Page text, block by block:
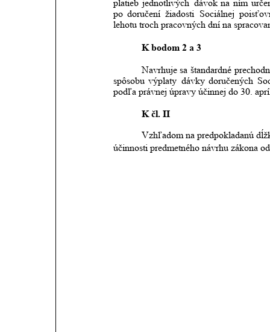
platieb jednotlivých dávok na ním
po doručení žiadosti Sociálnej
lehotu troch pracovných dní na
K bodom 2 a 3
Navrhuje sa štandardné
spôsobu výplaty dávky doručených
podľa právnej úpravy účinnej do 30.
K čl. II
Vzhľadom na predpokladanú
účinnosti predmetného návrhu zákona